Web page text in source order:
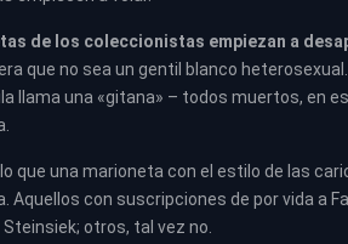
de los coleccionistas empiezan a
que no sea un gentil blanco
llama una «gitana» – todos muertos, en
que una marioneta con el estilo de las
Aquellos con suscripciones de por vida a
otros, tal vez no.